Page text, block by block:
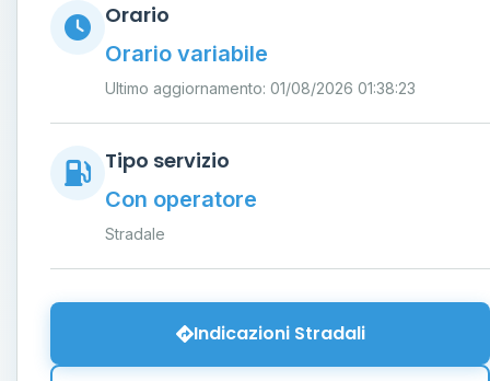
Orario
Orario variabile
Ultimo aggiornamento: 01/08/2026 01:38:23
Tipo servizio
Con operatore
Stradale
Indicazioni Stradali